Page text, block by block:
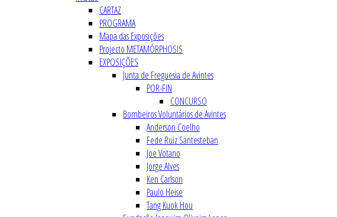
CARTAZ
PROGRAMA
Mapa das Exposições
Projecto METAMÓRPHOSIS
EXPOSIÇÕES
Junta de Freguesia de Avintes
POR-FIN
CONCURSO
Bombeiros Voluntários de Avintes
Anderson Coelho
Fede Ruiz Santesteban
Joe Votano
Jorge Alves
Ken Carlson
Paulo Heise
Tang Kuok Hou